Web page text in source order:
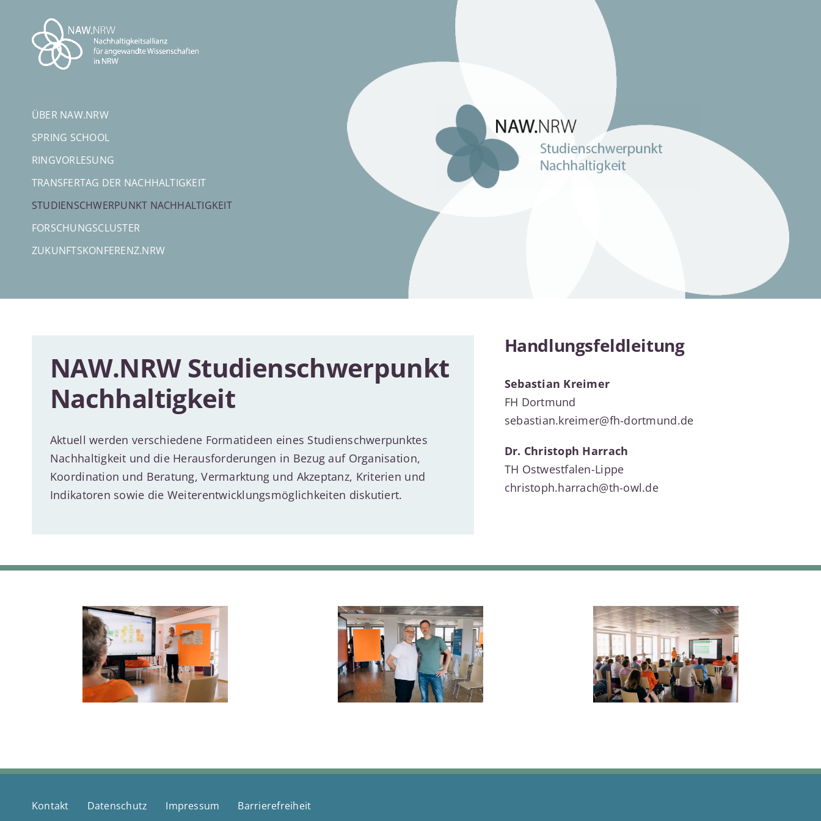
content
ÜBER NAW.NRW
SPRING SCHOOL
RINGVORLESUNG
TRANSFERTAG DER NACHHALTIGKEIT
STUDIENSCHWERPUNKT NACHHALTIGKEIT
FORSCHUNGSCLUSTER
ZUKUNFTSKONFERENZ.NRW
NAW.NRW Studienschwerpunkt
Nachhaltigkeit
Aktuell werden verschiedene Formatideen eines Studienschwerpunktes
Nachhaltigkeit und die Herausforderungen in Bezug auf Organisation,
Koordination und Beratung, Vermarktung und Akzeptanz, Kriterien und
Indikatoren sowie die Weiterentwicklungsmöglichkeiten diskutiert.
Handlungsfeldleitung
Sebastian Kreimer
FH Dortmund
sebastian.kreimer@fh-dortmund.de
Dr. Christoph Harrach
TH Ostwestfalen-Lippe
christoph.harrach@th-owl.de
Kontakt Datenschutz Impressum Barrierefreiheit